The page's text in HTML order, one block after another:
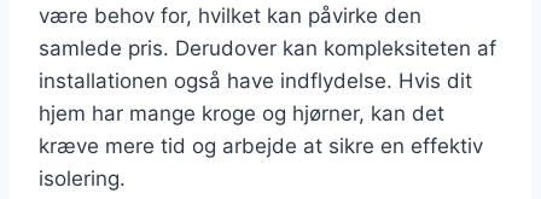
være behov for, hvilket kan påvirke den
samlede pris. Derudover kan kompleksiteten af
installationen også have indflydelse. Hvis dit
hjem har mange kroge og hjørner, kan det
kræve mere tid og arbejde at sikre en effektiv
isolering.